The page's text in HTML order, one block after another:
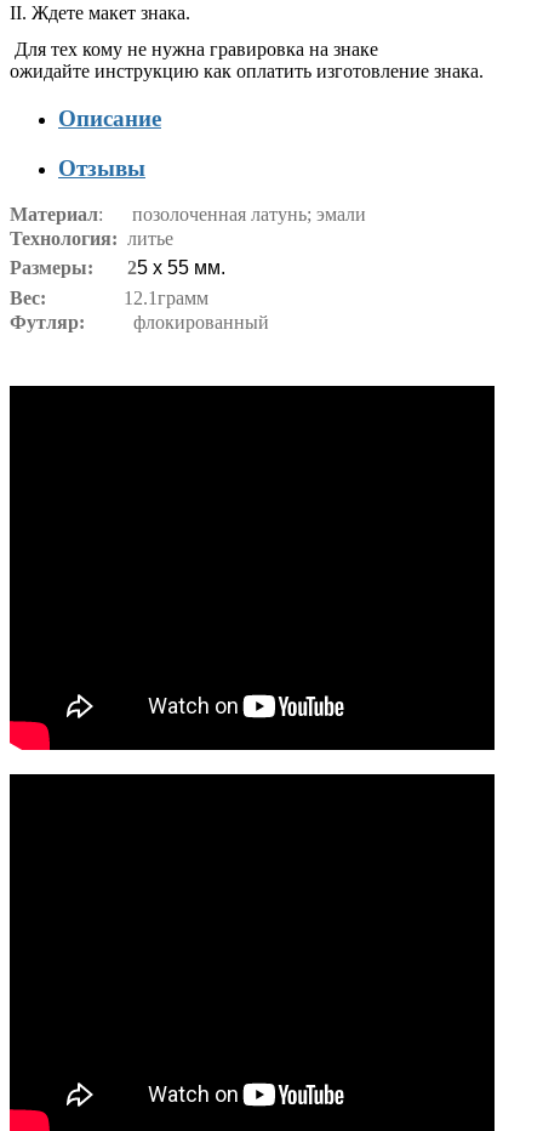
II. Ждете макет знака.
Для тех кому не нужна гравировка на знаке
ожидайте инструкцию как оплатить изготовление знака.
Описание
Отзывы
Материал: позолоченная латунь; эмали
Технология: литье
Размеры: 25 х 55 мм.
Вес: 12.1грамм
Футляр: флокированный